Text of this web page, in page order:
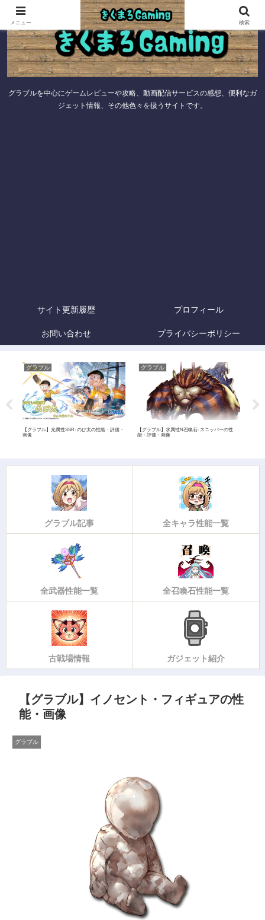
グラブルを中心にゲームレビューや攻略、動画配信サービスの感想、便利なガ
ジェット情報、その他色々を扱うサイトです。
サイト更新履歴 プロフィール
お問い合わせ プライバシーポリシー
グラブル
【グラブル】光属性SSR: のび太の性能・評価・
画像
グラブル
【グラブル】水属性N召喚石: スニッパーの性
能・評価・画像
グラブル記事 全キャラ性能一覧
全武器性能一覧 全召喚石性能一覧
古戦場情報 ガジェット紹介
【グラブル】イノセント・フィギュアの性
能・画像
グラブル
メニュー 検索